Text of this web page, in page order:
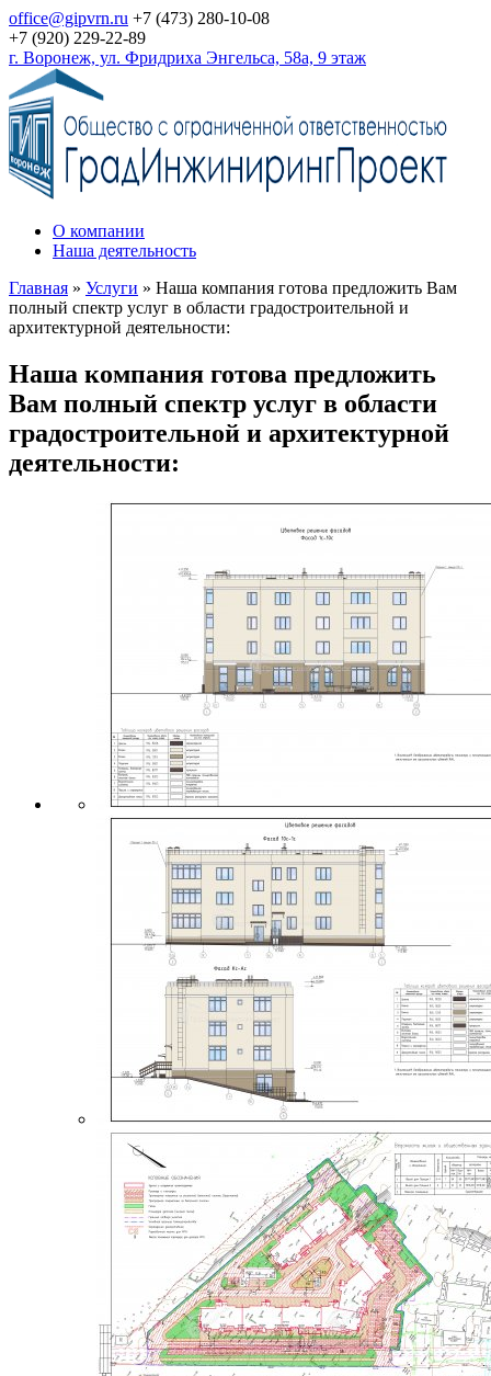
office@gipvrn.ru +7 (473) 280-10-08
+7 (920) 229-22-89
г. Воронеж, ул. Фридриха Энгельса, 58а, 9 этаж
О компании
Наша деятельность
Главная » Услуги » Наша компания готова предложить Вам
полный спектр услуг в области градостроительной и
архитектурной деятельности:
Наша компания готова предложить
Вам полный спектр услуг в области
градостроительной и архитектурной
деятельности: